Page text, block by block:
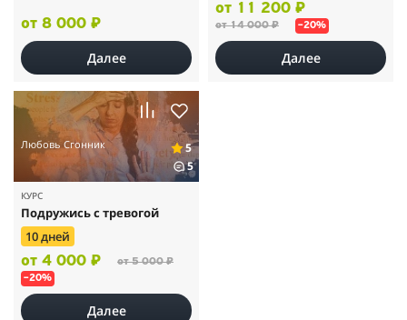
от 8 000 ₽
Далее
от 11 200 ₽
от 14 000 ₽ –20%
Далее
Любовь Сгонник
5
5
КУРС
Подружись с тревогой
10 дней
от 4 000 ₽ от 5 000 ₽
–20%
Далее